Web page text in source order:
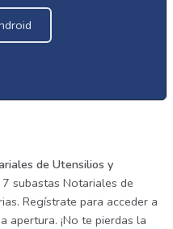
de Utensilios y
7 subastas Notariales de
Regístrate para acceder a
apertura. ¡No te pierdas la